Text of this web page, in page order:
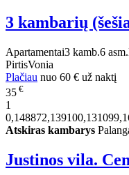
3 kambarių
Apartamentai3 kamb.6 asm.
PirtisVonia
Plačiau nuo 60 € už naktį
35 €
1
Atskiras kambarys
Justinos vila.